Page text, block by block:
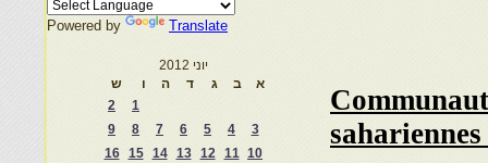
Powered by Translate
יוני 2012
א
ב ג ד ה ו
ש
1
2
3
4
5
6
7
8
9
10
11
12
13
14
15
16